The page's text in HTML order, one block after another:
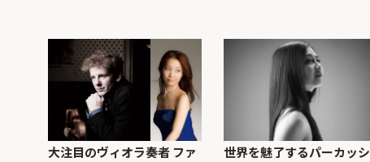
大注目のヴィオラ奏者 ファ
世界を魅了するパーカッシ